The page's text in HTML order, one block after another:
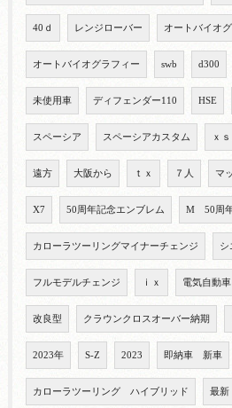
40ｄ レンジローバー オートバイオ
オートバイオグラフィー swb d300
未使用車 ディフェンダー110 HSE
スペーシア スペーシアカスタム ｘ
遠方 大阪から ｔｘ ７人 マ
X7 50周年記念エンブレム M 50周
カローラツーリングマイナーチェンジ シ
フルモデルチェンジ ｉｘ 電気自動車
改良型 クラウンクロスオーバー納期
2023年 S-Z 2023 即納車 新車
カローラツーリング ハイブリッド 最